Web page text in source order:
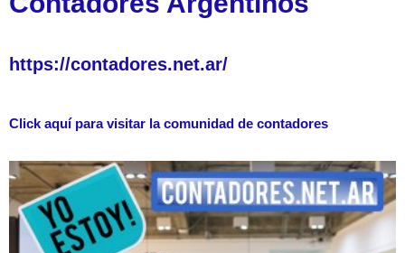
https://contadores.net.ar/
Click aquí para visitar la comunidad de contadores